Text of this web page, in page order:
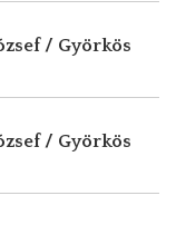
/ Györkös
/ Györkös